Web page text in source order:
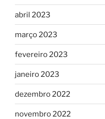
abril 2023
março 2023
fevereiro 2023
janeiro 2023
dezembro 2022
novembro 2022